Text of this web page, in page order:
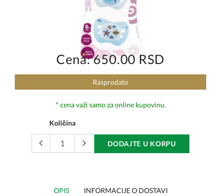
Cena: 650.00 RSD
Rasprodato
* cena važi samo za online kupovinu.
Količina
DODAJTE U KORPU
OPIS INFORMACIJE O DOSTAVI